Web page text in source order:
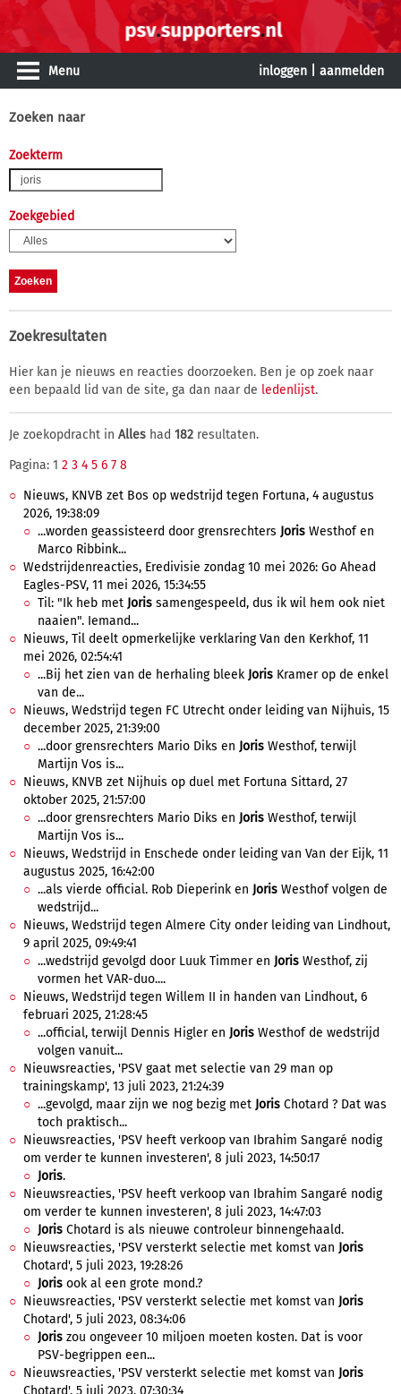
Menu inloggen aanmelden
Zoeken naar
Zoekterm
Zoekgebied
Zoekresultaten
Hier kan je nieuws en reacties doorzoeken. Ben je op zoek naar
een bepaald lid van de site, ga dan naar de ledenlijst.
Je zoekopdracht in Alles had 182 resultaten.
Pagina: 1 2 3 4 5 6 7 8
Nieuws, KNVB zet Bos op wedstrijd tegen Fortuna, 4 augustus
2026, 19:38:09
...worden geassisteerd door grensrechters Joris Westhof en
Marco Ribbink...
Wedstrijdenreacties, Eredivisie zondag 10 mei 2026: Go Ahead
Eagles-PSV, 11 mei 2026, 15:34:55
Til: "Ik heb met Joris samengespeeld, dus ik wil hem ook niet
naaien". Iemand...
Nieuws, Til deelt opmerkelijke verklaring Van den Kerkhof, 11
mei 2026, 02:54:41
...Bij het zien van de herhaling bleek Joris Kramer op de enkel
van de...
Nieuws, Wedstrijd tegen FC Utrecht onder leiding van Nijhuis, 15
december 2025, 21:39:00
...door grensrechters Mario Diks en Joris Westhof, terwijl
Martijn Vos is...
Nieuws, KNVB zet Nijhuis op duel met Fortuna Sittard, 27
oktober 2025, 21:57:00
...door grensrechters Mario Diks en Joris Westhof, terwijl
Martijn Vos is...
Nieuws, Wedstrijd in Enschede onder leiding van Van der Eijk, 11
augustus 2025, 16:42:00
...als vierde official. Rob Dieperink en Joris Westhof volgen de
wedstrijd...
Nieuws, Wedstrijd tegen Almere City onder leiding van Lindhout,
9 april 2025, 09:49:41
...wedstrijd gevolgd door Luuk Timmer en Joris Westhof, zij
vormen het VAR-duo....
Nieuws, Wedstrijd tegen Willem II in handen van Lindhout, 6
februari 2025, 21:28:45
...official, terwijl Dennis Higler en Joris Westhof de wedstrijd
volgen vanuit...
Nieuwsreacties, 'PSV gaat met selectie van 29 man op
trainingskamp', 13 juli 2023, 21:24:39
...gevolgd, maar zijn we nog bezig met Joris Chotard ? Dat was
toch praktisch...
Nieuwsreacties, 'PSV heeft verkoop van Ibrahim Sangaré nodig
om verder te kunnen investeren', 8 juli 2023, 14:50:17
Joris.
Nieuwsreacties, 'PSV heeft verkoop van Ibrahim Sangaré nodig
om verder te kunnen investeren', 8 juli 2023, 14:47:03
Joris Chotard is als nieuwe controleur binnengehaald.
Nieuwsreacties, 'PSV versterkt selectie met komst van Joris
Chotard', 5 juli 2023, 19:28:26
Joris ook al een grote mond.?
Nieuwsreacties, 'PSV versterkt selectie met komst van Joris
Chotard', 5 juli 2023, 08:34:06
Joris zou ongeveer 10 miljoen moeten kosten. Dat is voor
PSV-begrippen een...
Nieuwsreacties, 'PSV versterkt selectie met komst van Joris
Chotard', 5 juli 2023, 07:30:34